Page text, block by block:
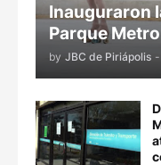
Inauguraron
Parque
by JBC de Piriápolis -